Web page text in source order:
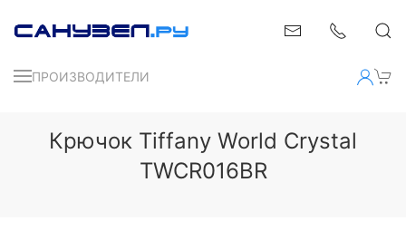
ПРОИЗВОДИТЕЛИ
Крючок Tiffany World Crystal
TWCR016BR